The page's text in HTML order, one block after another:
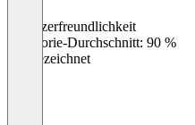
Benutzerfreundlichkeit
Kategorie-Durchschnitt: 90 %
Ausgezeichnet